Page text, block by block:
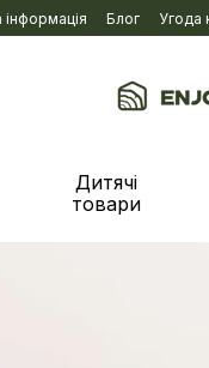
інформація Блог Угода
Дитячі
товари